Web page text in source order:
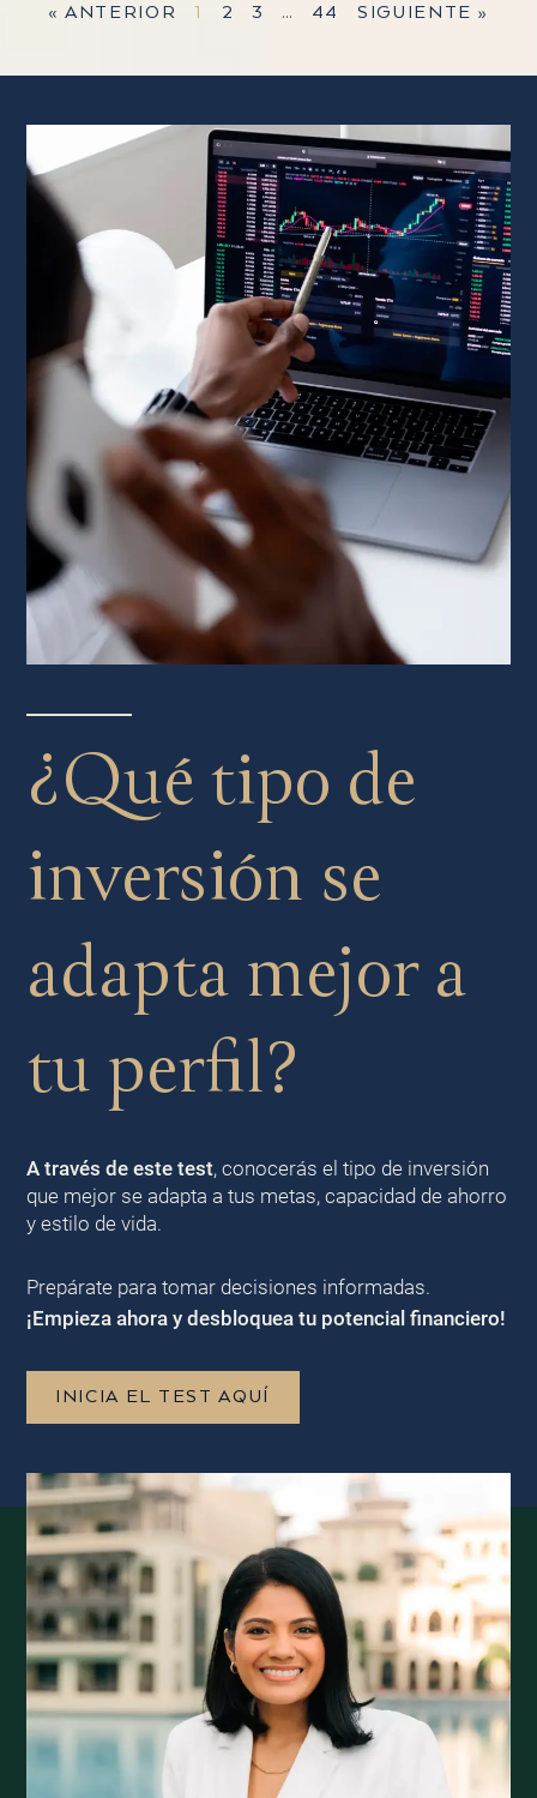
« ANTERIOR 1 2 3 … 44 SIGUIENTE »
¿Qué tipo de
inversión se
adapta mejor a
tu perfil?
A través de este test, conocerás el tipo de inversión
que mejor se adapta a tus metas, capacidad de ahorro
y estilo de vida.
Prepárate para tomar decisiones informadas.
¡Empieza ahora y desbloquea tu potencial financiero!
INICIA EL TEST AQUÍ